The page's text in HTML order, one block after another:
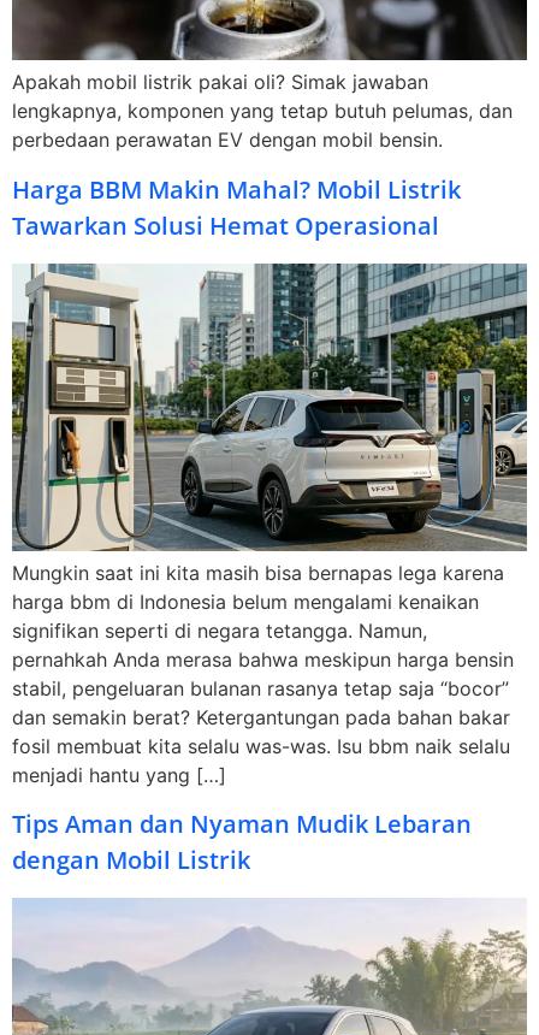
Apakah mobil listrik pakai oli? Simak jawaban
lengkapnya, komponen yang tetap butuh pelumas, dan
perbedaan perawatan EV dengan mobil bensin.
Harga BBM Makin Mahal? Mobil Listrik
Tawarkan Solusi Hemat Operasional
Mungkin saat ini kita masih bisa bernapas lega karena
harga bbm di Indonesia belum mengalami kenaikan
signifikan seperti di negara tetangga. Namun,
pernahkah Anda merasa bahwa meskipun harga bensin
stabil, pengeluaran bulanan rasanya tetap saja “bocor”
dan semakin berat? Ketergantungan pada bahan bakar
fosil membuat kita selalu was-was. Isu bbm naik selalu
menjadi hantu yang […]
Tips Aman dan Nyaman Mudik Lebaran
dengan Mobil Listrik